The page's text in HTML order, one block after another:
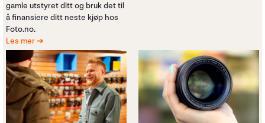
gamle utstyret ditt og bruk det til
å finansiere ditt neste kjøp hos
Foto.no.
Les mer